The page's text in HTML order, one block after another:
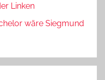
Linken
wäre Siegmund